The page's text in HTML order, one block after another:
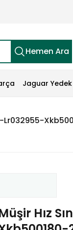
Hemen Ara
Jaguar
Lr032955-
Hız